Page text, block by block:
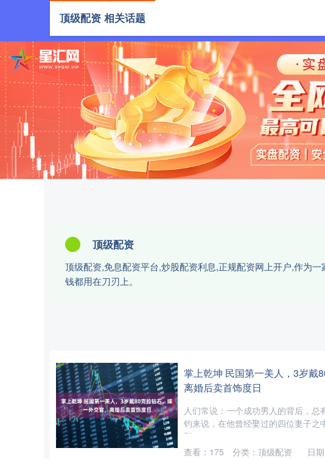
顶级配资
顶级配资,免息配资平台,炒股配资利息,正规配资网上开户,作为
钱都用在刀刃上。
顶级配资 相关话题
掌上乾坤 民国第一美人，3岁戴
离婚后卖首饰度日
人们常说：一个成功男人的背后，
钧来说，在他曾经娶过的四位妻子
那....
日
查看： 175 分类： 顶级配资